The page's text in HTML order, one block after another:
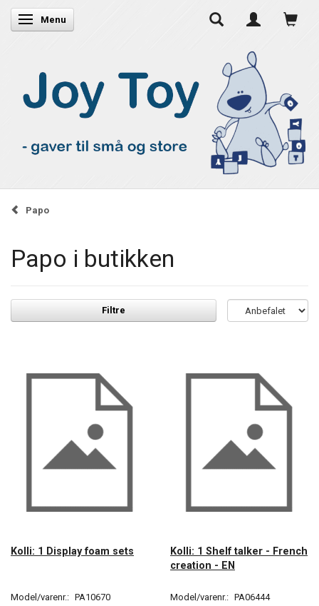
Skifte navigation
Menu
Papo
Papo i butikken
Filtre
Kolli: 1 Display foam sets
Model/varenr.: PA10670
Kolli: 1 Shelf talker - French
creation - EN
Model/varenr.: PA06444